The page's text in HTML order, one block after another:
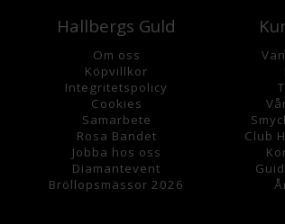
Hallbergs Guld
Om oss
Köpvillkor
Integritetspolicy
Cookies
Samarbete
Rosa Bandet
Jobba hos oss
Diamantevent
Bröllopsmässor 2026
Club